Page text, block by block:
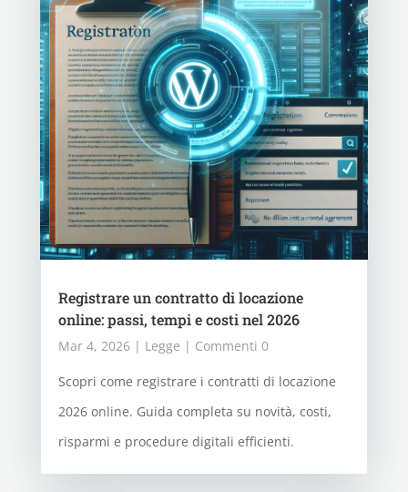
Registrare un contratto di locazione
online: passi, tempi e costi nel 2026
Mar 4, 2026| Legge | Commenti 0
Scopri come registrare i contratti di locazione
2026 online. Guida completa su novità, costi,
risparmi e procedure digitali efficienti.